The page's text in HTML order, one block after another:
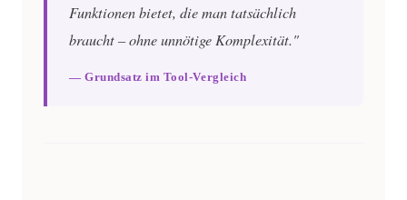
Funktionen bietet, die man tatsächlich
braucht – ohne unnötige Komplexität."
— Grundsatz im Tool-Vergleich